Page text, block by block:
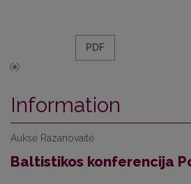
PDF
Information
Auksė Razanovaitė
Baltistikos konferencija